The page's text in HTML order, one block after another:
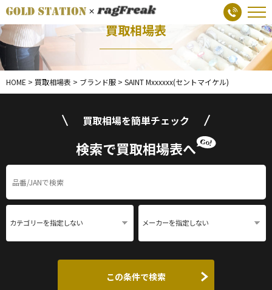
買取相場表
HOME > 買取相場表 > ブランド服 > SAINT Mxxxxxx(セントマイケル)
買取相場を簡単チェック
検索で買取相場表へ
この条件で検索